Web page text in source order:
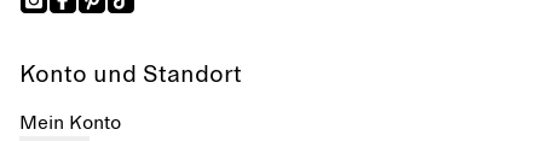
Konto und Standort
Mein Konto